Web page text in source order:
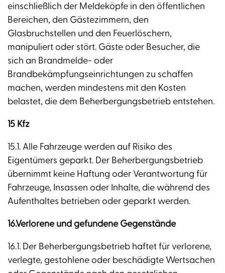
einschließlich der Meldeköpfe in den öffentlichen
Bereichen, den Gästezimmern, den
Glasbruchstellen und den Feuerlöschern,
manipuliert oder stört. Gäste oder Besucher, die
sich an Brandmelde- oder
Brandbekämpfungseinrichtungen zu schaffen
machen, werden mindestens mit den Kosten
belastet, die dem Beherbergungsbetrieb entstehen.
15 Kfz
15.1. Alle Fahrzeuge werden auf Risiko des
Eigentümers geparkt. Der Beherbergungsbetrieb
übernimmt keine Haftung oder Verantwortung für
Fahrzeuge, Insassen oder Inhalte, die während des
Aufenthaltes betrieben oder geparkt werden.
16.Verlorene und gefundene Gegenstände
16.1. Der Beherbergungsbetrieb haftet für verlorene,
verlegte, gestohlene oder beschädigte Wertsachen